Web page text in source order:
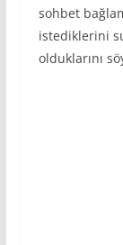
sohbet
istediklerini
olduklarını